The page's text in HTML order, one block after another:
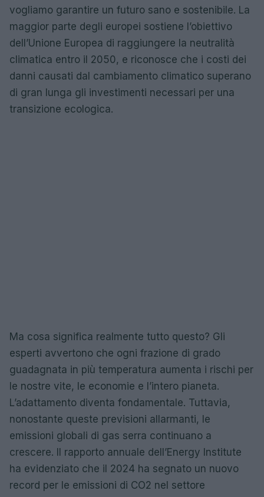
vogliamo garantire un futuro sano e sostenibile. La
maggior parte degli europei sostiene l’obiettivo
dell’Unione Europea di raggiungere la neutralità
climatica entro il 2050, e riconosce che i costi dei
danni causati dal cambiamento climatico superano
di gran lunga gli investimenti necessari per una
transizione ecologica.
Ma cosa significa realmente tutto questo? Gli
esperti avvertono che ogni frazione di grado
guadagnata in più temperatura aumenta i rischi per
le nostre vite, le economie e l’intero pianeta.
L’adattamento diventa fondamentale. Tuttavia,
nonostante queste previsioni allarmanti, le
emissioni globali di gas serra continuano a
crescere. Il rapporto annuale dell’Energy Institute
ha evidenziato che il 2024 ha segnato un nuovo
record per le emissioni di CO2 nel settore